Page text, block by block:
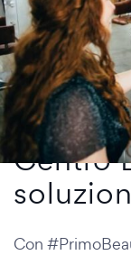
Centro
Con